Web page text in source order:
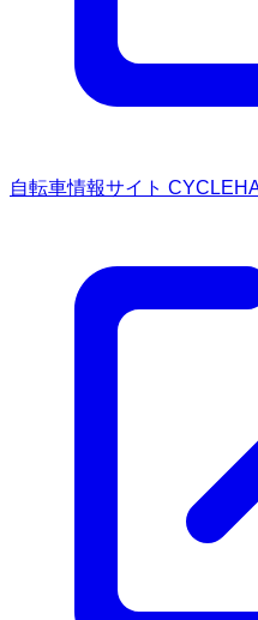
自転車情報サイト